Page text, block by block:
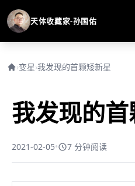
天体收藏家-孙国佑
›变星›我发现的首颗矮新星
我发现的
2021-02-05• 7 分钟阅读